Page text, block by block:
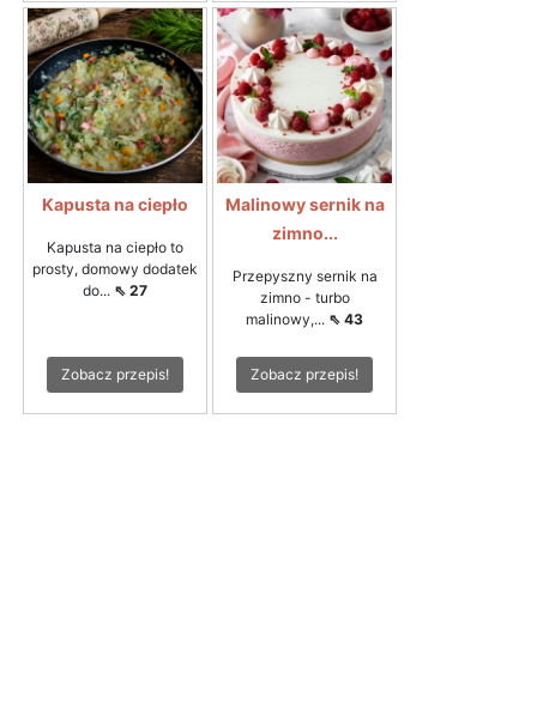
Kapusta na ciepło
Kapusta na ciepło to
prosty, domowy dodatek
do... ⇖ 27
Zobacz przepis!
Malinowy sernik na
zimno...
Przepyszny sernik na
zimno - turbo
malinowy,... ⇖ 43
Zobacz przepis!